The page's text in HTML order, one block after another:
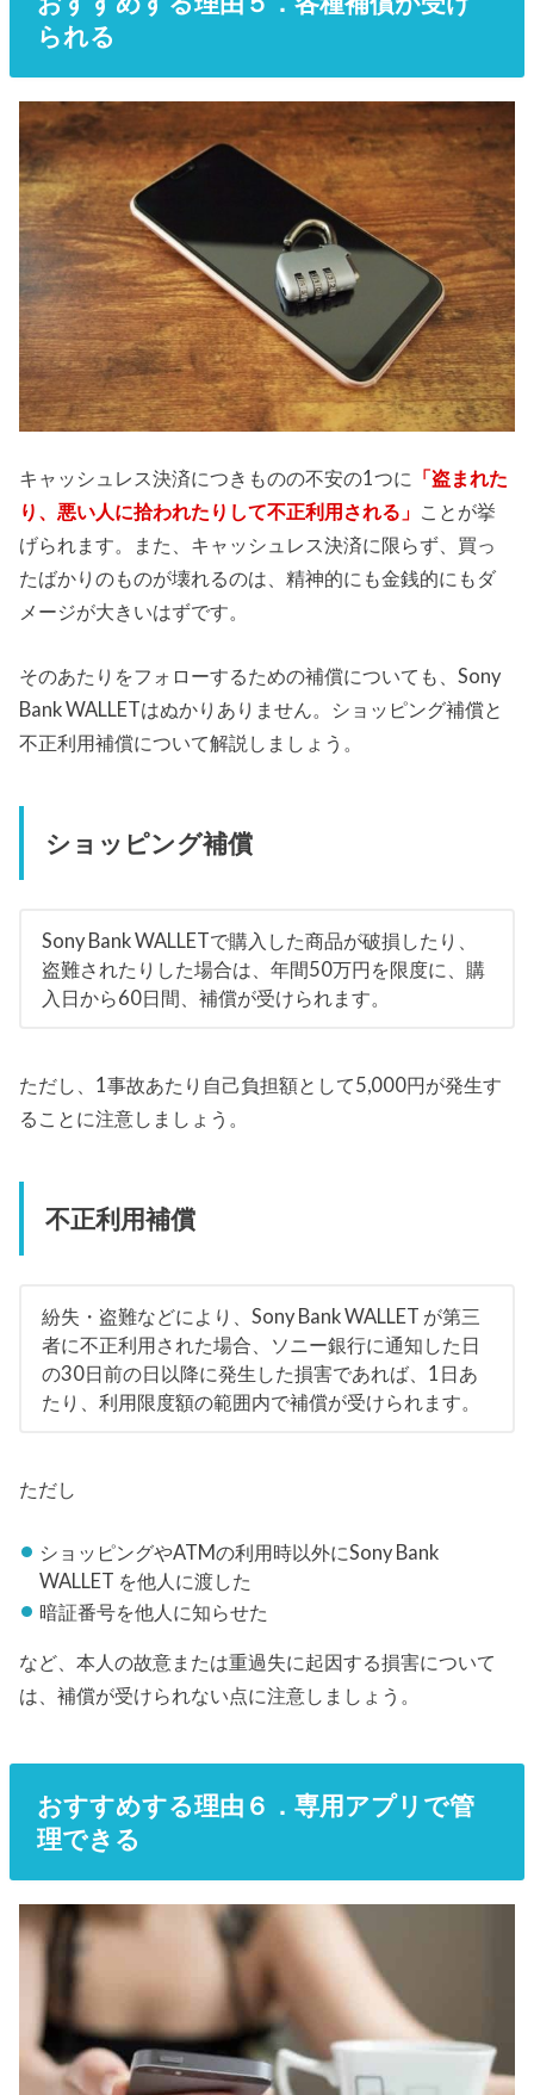
られる
キャッシュレス決済につきものの不安の1つに 「盗まれた
り、悪い人に拾われたりして不正利用される」 ことが挙
げられます。また、キャッシュレス決済に限らず、買っ
たばかりのものが壊れるのは、精神的にも金銭的にもダ
メージが大きいはずです。
そのあたりをフォローするための補償についても、Sony
Bank WALLETはぬかりありません。ショッピング補償と
不正利用補償について解説しましょう。
ショッピング補償
Sony Bank WALLETで購入した商品が破損したり、
盗難されたりした場合は、年間50万円を限度に、購
入日から60日間、補償が受けられます。
ただし、1事故あたり自己負担額として5,000円が発生す
ることに注意しましょう。
不正利用補償
紛失・盗難などにより、Sony Bank WALLET が第三
者に不正利用された場合、ソニー銀行に通知した日
の30日前の日以降に発生した損害であれば、1日あ
たり、利用限度額の範囲内で補償が受けられます。
ただし
ショッピングやATMの利用時以外にSony Bank
WALLET を他人に渡した
暗証番号を他人に知らせた
など、本人の故意または重過失に起因する損害について
は、補償が受けられない点に注意しましょう。
おすすめする理由６．専用アプリで管
理できる